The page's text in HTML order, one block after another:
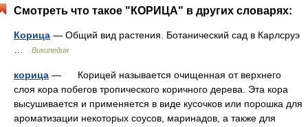
Смотреть что такое "КОРИЦА" в других словарях:
Корица — Общий вид растения. Ботанический сад в Карлсруэ
Википедия
корица — Корицей называется очищенная от верхнего
слоя кора побегов тропического коричного дерева. Эта кора
высушивается и применяется в виде кусочков или порошка для
ароматизации некоторых соусов, маринадов, а также для